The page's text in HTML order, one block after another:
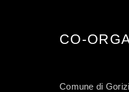
CO-
Comune di